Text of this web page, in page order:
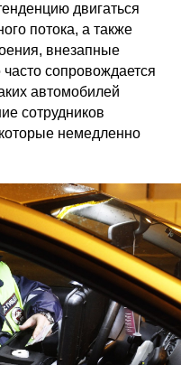
двигаться
потока, а также
внезапные
часто сопровождается
автомобилей
сотрудников
немедленно